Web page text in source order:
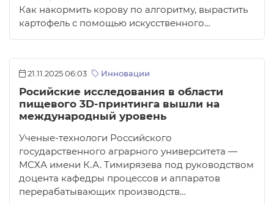
Как накормить корову по алгоритму, вырастить
картофель с помощью искусственного…
21.11.2025 06:03 Инновации
Росийские исследования в области
пищевого 3D-принтинга вышли на
международный уровень
Ученые-технологи Российского
государственного аграрного университета —
МСХА имени К.А. Тимирязева под руководством
доцента кафедры процессов и аппаратов
перерабатывающих производств…